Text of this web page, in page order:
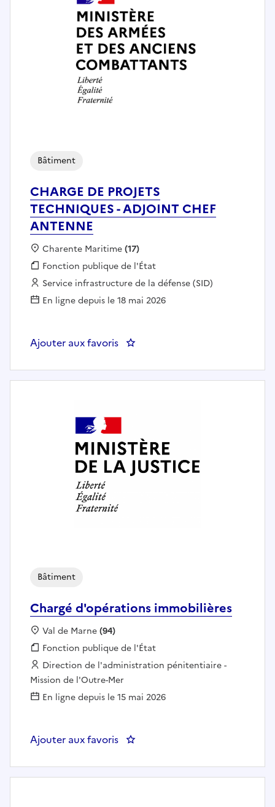
CHARGE DE PROJETS
TECHNIQUES - ADJOINT CHEF
ANTENNE
Bâtiment
Localisation :
Charente Maritime(17)
Fonction publique :
Fonction publique de l'État
Employeur :
Service infrastructure de la défense (SID)
En ligne depuis le 18 mai 2026
Ajouter aux favoris : CHARGE DE PROJETS
Chargé d'opérations immobilières
Bâtiment
Localisation :
Val de Marne(94)
Fonction publique :
Fonction publique de l'État
Employeur :
Direction de l'administration pénitentiaire -
Mission de l'Outre-Mer
En ligne depuis le 15 mai 2026
Ajouter aux favoris : Chargé d'opérations